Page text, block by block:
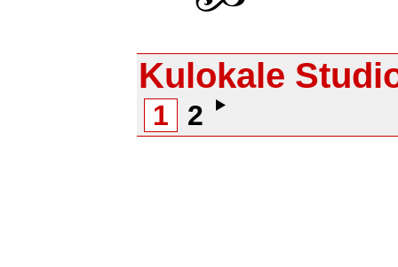
Kulokale
1 2